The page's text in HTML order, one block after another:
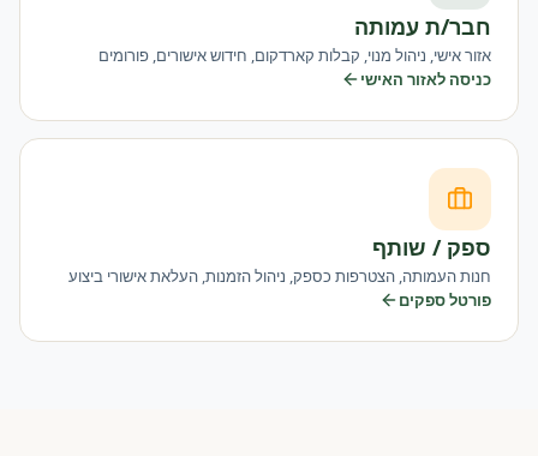
חבר/ת עמותה
אזור אישי, ניהול מנוי, קבלות קארדקום, חידוש אישורים, פורומים
כניסה לאזור האישי
ספק / שותף
חנות העמותה, הצטרפות כספק, ניהול הזמנות, העלאת אישורי ביצוע
פורטל ספקים